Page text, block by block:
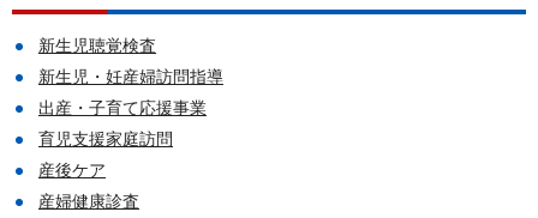
新生児聴覚検査
新生児・妊産婦訪問指導
出産・子育て応援事業
育児支援家庭訪問
産後ケア
産婦健康診査